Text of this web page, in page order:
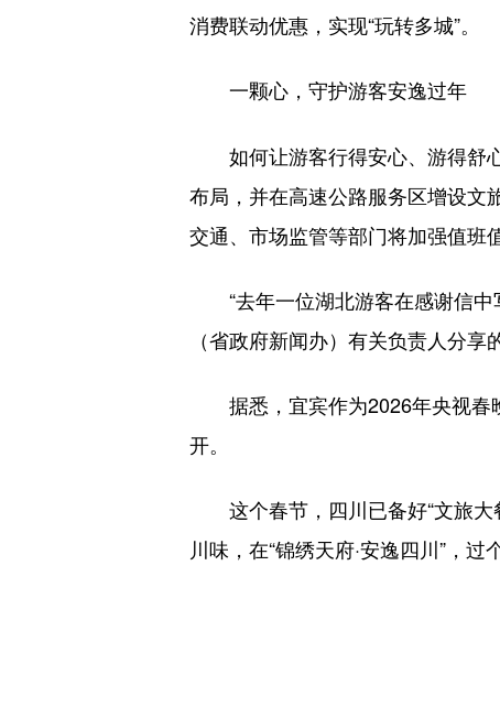
消费联动优惠，实现“玩转多城”。
一颗心，守护游客安逸过年
如何让游客行得安心、游得舒
布局，并在高速公路服务区增设文
交通、市场监管等部门将加强值班
“去年一位湖北游客在感谢信
（省政府新闻办）有关负责人分享
据悉，宜宾作为2026年央视春
开。
这个春节，四川已备好“文旅
川味，在“锦绣天府·安逸四川”，